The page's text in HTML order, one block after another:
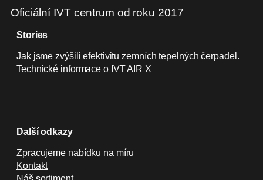
Oficiální IVT centrum od roku 2017
Stories
Jak jsme zvýšili efektivitu zemních tepelných čerpadel.
Technické informace o IVT AIR X
Další odkazy
Zpracujeme nabídku na míru
Kontakt